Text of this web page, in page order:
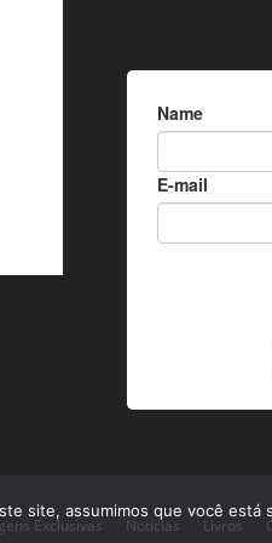
Exclusivas Notícias Livros
site, assumimos que você está